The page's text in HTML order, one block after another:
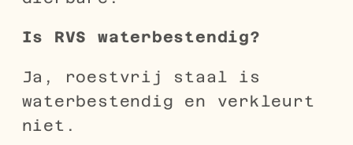
Is RVS waterbestendig?
Ja, roestvrij staal is
waterbestendig en verkleurt
niet.